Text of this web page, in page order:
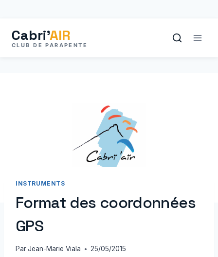
contenu
INSTRUMENTS
Format des coordonnées
GPS
ParJean-Marie Viala 25/05/2015